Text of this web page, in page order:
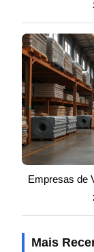
Empresas de
Mais